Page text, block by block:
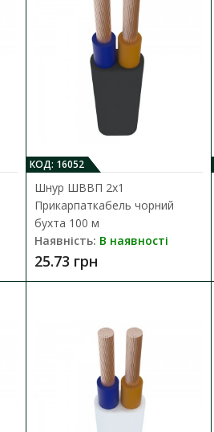
для приєднання до електромережі
ку..
чорний ( 100 м )
для приєднання до електромережі
КОД: 16052
Шнур ШВВП 2х1
Прикарпаткабель чорний
бухта 100 м
Наявність: В наявності
25.73 грн